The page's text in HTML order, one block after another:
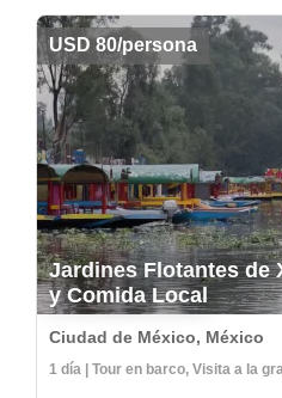
USD 80/persona
Jardines Flotantes de
y Comida Local
Ciudad de México, México